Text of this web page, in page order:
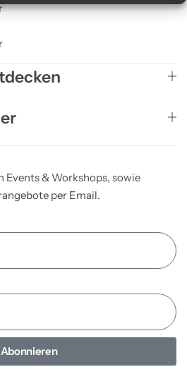
Events & Workshops, sowie
per Email.
Abonnieren